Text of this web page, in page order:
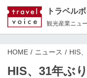
トラベル
観光産業ニュ
HOME ニュース HIS
HIS、31年ぶ